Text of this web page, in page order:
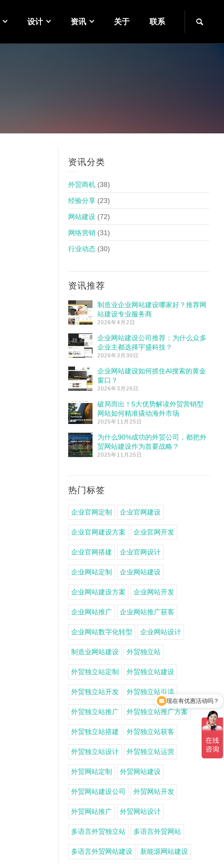
设计 资讯 关于 联系
资讯分类
外贸商机 (38)
经验分享 (23)
网站建设 (72)
网络营销 (31)
行业动态 (30)
资讯推荐
制造业企业网站建设哪家好？推荐网
站建设专业服务商
2026年4月2日
企业网站建设公司推荐：为什么众多
企业主都选择宇盛科技？
2026年3月30日
企业网站建设如何抓住AI搜索的黄金
窗口？
2026年3月26日
破局而出！5大优势解读外贸营销型
网站如何精准撬动海外市场
2025年11月25日
为什么90%成功的外贸公司，都把外
贸网站建设作为首要战略？
2025年11月25日
热门标签
企业官网定制 企业官网建设
企业官网建设方案 企业官网开发
企业官网搭建 企业官网设计
企业网站定制 企业网站建设
企业网站建设方案 企业网站开发
企业网站推广 企业网站推广获客
企业网站数字化转型 企业网站设计
制造业网站建设 外贸独立站
外贸独立站定制 外贸独立站建设
外贸独立站开发 外贸独立站引流
外贸独立站推广 外贸独立站推广方案
外贸独立站搭建 外贸独立站获客
外贸独立站设计 外贸独立站运营
外贸网站定制 外贸网站建设
外贸网站建设公司 外贸网站开发
外贸网站推广 外贸网站设计
多语言外贸独立站 多语言外贸网站
多语言外贸网站建设 新能源网站建设
现在有优惠活动吗？